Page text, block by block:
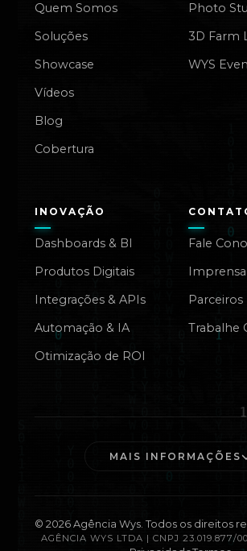
Quem Somos
Soluções
Showcase
Vídeos
Blog
Cobertura
Photo
3D Farm
WYS
INOVAÇÃO
Dashboards & BI
Produtos Digitais
Integrações & APIs
Automação & IA
Otimização de ROI
Fale
Imprensa
Parceiros
Trabalhe
MAIS INFORMAÇÕES
© 2026Agência Wys. Todos os direitos
AGÊNCIA WYS LTDA | CNPJ 23.019.877/